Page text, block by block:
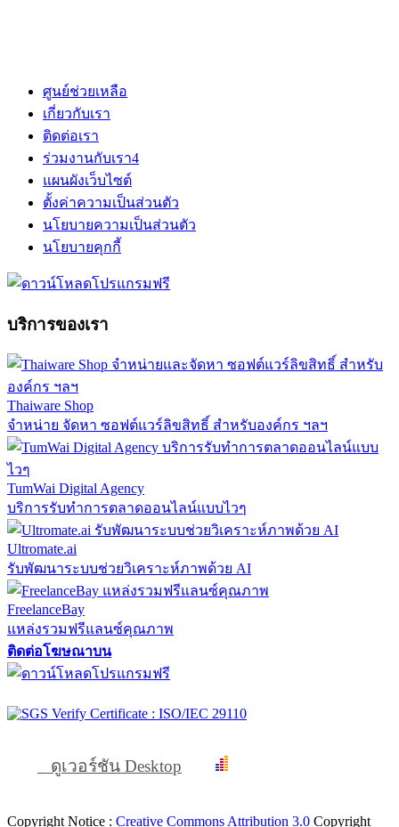
ศูนย์ช่วยเหลือ
เกี่ยวกับเรา
ติดต่อเรา
ร่วมงานกับเรา4
แผนผังเว็บไซต์
ตั้งค่าความเป็นส่วนตัว
นโยบายความเป็นส่วนตัว
นโยบายคุกกี้
บริการของเรา
Thaiware Shop
จำหน่าย จัดหา ซอฟต์แวร์ลิขสิทธิ์ สำหรับองค์กร ฯลฯ
TumWai Digital Agency
บริการรับทำการตลาดออนไลน์แบบไวๆ
Ultromate.ai
รับพัฒนาระบบช่วยวิเคราะห์ภาพด้วย AI
FreelanceBay
แหล่งรวมฟรีแลนซ์คุณภาพ
ติดต่อโฆษณาบน
ดูเวอร์ชัน Desktop
Copyright Notice : Creative Commons Attribution 3.0 Copyright